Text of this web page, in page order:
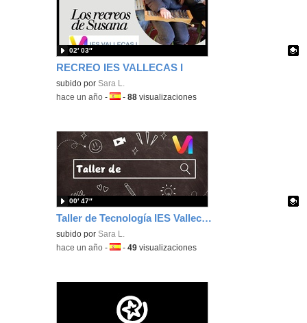
RECREO IES VALLECAS I
Contenido educativo.
subido por Sara L.
02′ 03″
-hace un año -Idioma:
-88 visualizaciones
Taller de Tecnología IES Vallecas I
Contenido educativo.
subido por Sara L.
00′ 47″
-hace un año -Idioma:
-49 visualizaciones